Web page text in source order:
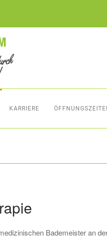
KARRIERE
Bademeister an